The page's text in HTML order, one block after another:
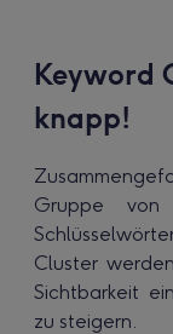
Keyword
knapp!
Gruppe von
Cluster
Sichtbarkeit
zu steigern.